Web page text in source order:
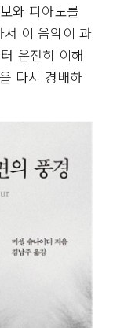
와 피아노를
이 음악이 과
온전히 이해
다시 경배하